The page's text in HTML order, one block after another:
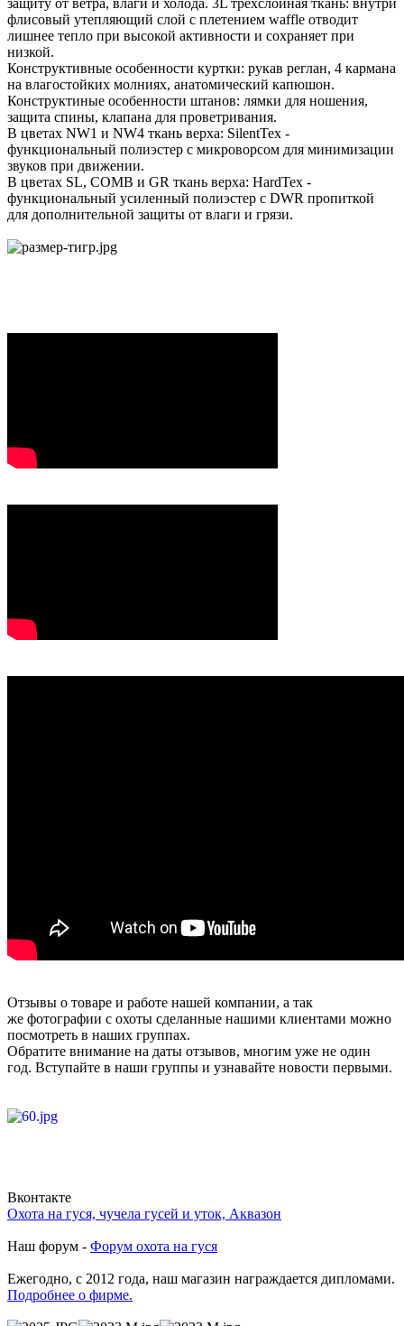
защиту от ветра, влаги и холода. 3L трехслойная ткань: внутри
флисовый утепляющий слой с плетением waffle отводит
лишнее тепло при высокой активности и сохраняет при
низкой.
Конструктивные особенности куртки: рукав реглан, 4 кармана
на влагостойких молниях, анатомический капюшон.
Конструктиные особенности штанов: лямки для ношения,
защита спины, клапана для проветривания.
В цветах NW1 и NW4 ткань верха: SilentTex -
функциональный полиэстер с микроворсом для минимизации
звуков при движении.
В цветах SL, COMB и GR ткань верха: HardTex -
функциональный усиленный полиэстер c DWR пропиткой
для дополнительной защиты от влаги и грязи.
Отзывы о товаре и работе нашей компании, а так
же фотографии с охоты сделанные нашими клиентами можно
посмотреть в наших группах.
Обратите внимание на даты отзывов, многим уже не один
год. Вступайте в наши группы и узнавайте новости первыми.
Вконтакте
Охота на гуся, чучела гусей и уток, Аквазон
Наш форум - Форум охота на гуся
Ежегодно, с 2012 года, наш магазин награждается дипломами.
Подробнее о фирме.